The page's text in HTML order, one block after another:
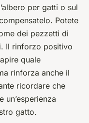
per gatti o sul
Potete
dei pezzetti di
Il rinforzo positivo
quale
rinforza anche il
ricordare che
un’esperienza
gatto.